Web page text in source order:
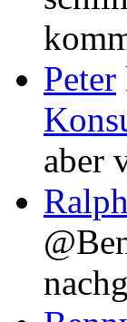
Peter
aber
Ralph